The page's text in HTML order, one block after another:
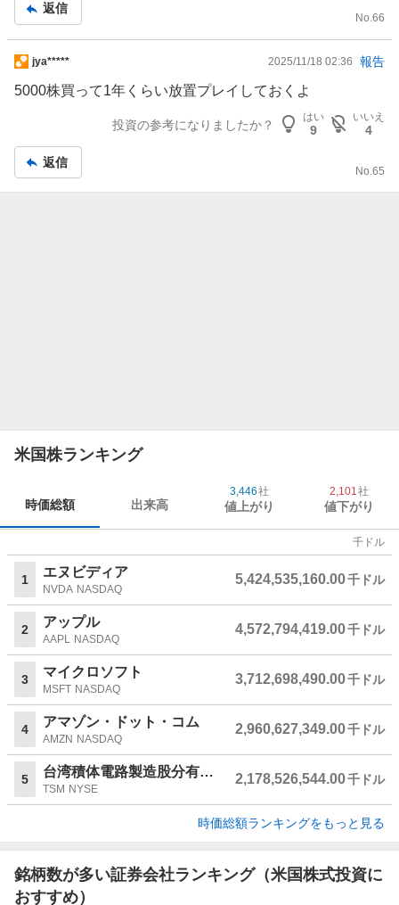
返信
No. 66
掲
示
jya***** 2025/11/18 02:36 報告
5000株買って1年くらい放置プレイしておくよ
投資の参考になりましたか？
はい
9
いいえ
4
返信
No.65
米国株ランキング
時価総額 出来高
3,446社
値上がり
2,101社
値下がり
千ドル
1 エヌビディア
NVDA NASDAQ
5,424,535,160.00千ドル
2 アップル
AAPL NASDAQ
4,572,794,419.00千ドル
3 マイクロソフト
MSFT NASDAQ
3,712,698,490.00千ドル
4 アマゾン・ドット・コム
AMZN NASDAQ
2,960,627,349.00千ドル
5 台湾積体電路製造股分有限公司
TSM NYSE
2,178,526,544.00千ドル
時価総額ランキングをもっと見る
銘柄数が多い証券会社ランキング（米国株式投資に
おすすめ）